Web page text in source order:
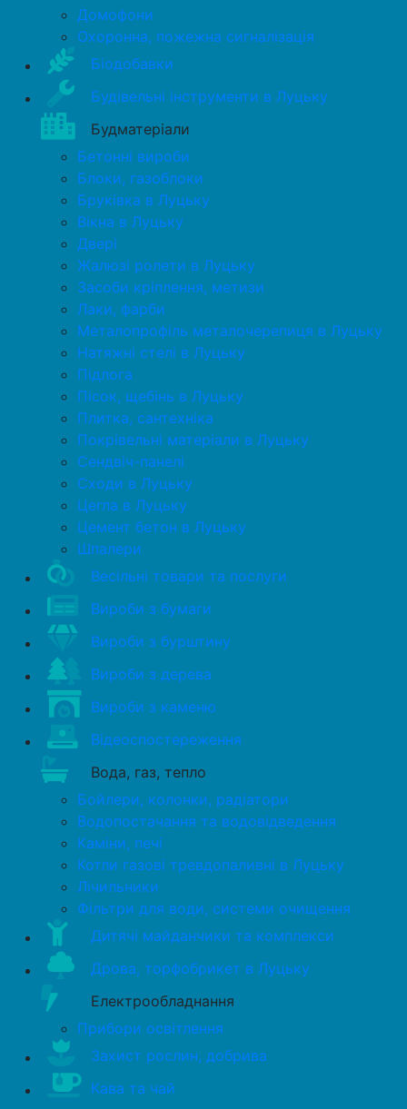
Домофони
Охоронна, пожежна сигналізація
Біодобавки
Будівельні інструменти в Луцьку
Будматеріали
Бетонні вироби
Блоки, газоблоки
Бруківка в Луцьку
Вікна в Луцьку
Двері
Жалюзі ролети в Луцьку
Засоби кріплення, метизи
Лаки, фарби
Металопрофіль металочерепиця в Луцьку
Натяжні стелі в Луцьку
Підлога
Пісок, щебінь в Луцьку
Плитка, сантехніка
Покрівельні матеріали в Луцьку
Сендвіч-панелі
Сходи в Луцьку
Цегла в Луцьку
Цемент бетон в Луцьку
Шпалери
Весільні товари та послуги
Вироби з бумаги
Вироби з бурштину
Вироби з дерева
Вироби з каменю
Відеоспостереження
Вода, газ, тепло
Бойлери, колонки, радіатори
Водопостачання та водовідведення
Каміни, печі
Котли газові тревдопаливні в Луцьку
Лічильники
Фільтри для води, системи очищення
Дитячі майданчики та комплекси
Дрова, торфобрикет в Луцьку
Електрообладнання
Прибори освітлення
Захист рослин, добрива
Кава та чай